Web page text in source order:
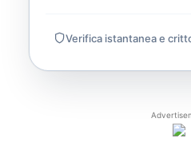
Verifica istantanea e